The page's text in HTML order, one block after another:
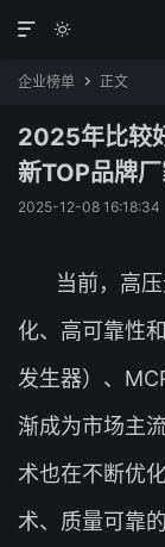


企业榜单  正文
2025年比较
新TOP品牌
2025-12-08 16:18:34
当前，高
化、高可靠性
发生器）、
渐成为市场主
术也在不断优
术、质量可靠